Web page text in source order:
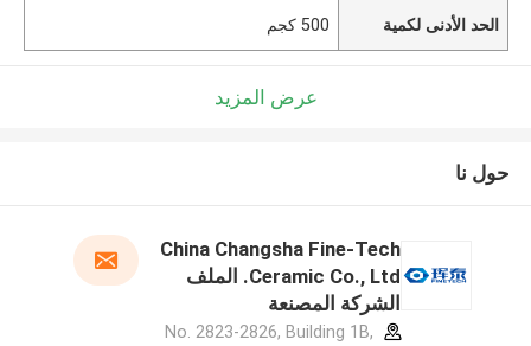
الحد الأدنى لكمية 500 كجم
عرض المزيد
حول نا
China Changsha Fine-Tech
Ceramic Co., Ltd. الملف
الشركة المصنعة
No. 2823-2826, Building 1B,